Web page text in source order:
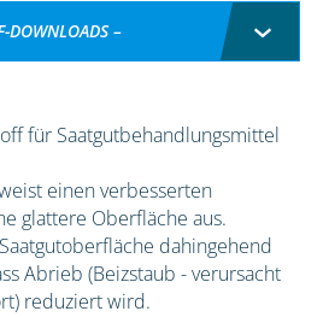
DOWNLOADS –
für Saatgutbehandlungsmittel
einen verbesserten
glattere Oberfläche aus.
dahingehend
Abrieb (Beizstaub - verursacht
reduziert wird.